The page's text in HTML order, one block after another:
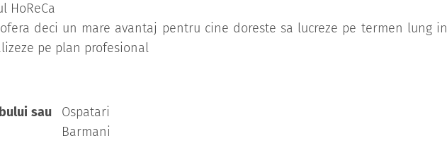
HoReCa
deci un mare avantaj pentru cine doreste sa lucreze pe termen lung in
pe plan profesional
sau
Ospatari
Barmani